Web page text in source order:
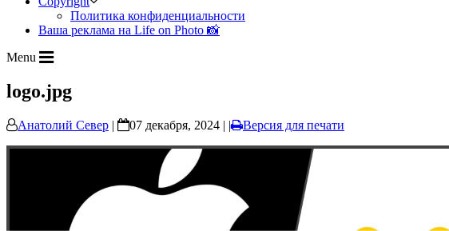
Политика конфиденциальности
Ваша реклама на Life on Photo 📸
Menu
logo.jpg
Анатолий Север | 07 декабря, 2024 | | Версия для печати